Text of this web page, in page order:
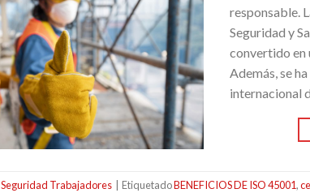
responsable.
Seguridad y
convertido en
Además, se
internacional
Seguridad Trabajadores EtiquetadoBENEFICIOS DE ISO 45001,